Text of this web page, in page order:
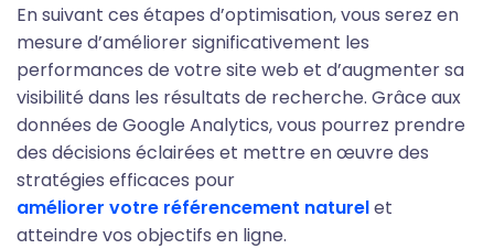
En suivant ces étapes d’optimisation, vous serez en
mesure d’améliorer significativement les
performances de votre site web et d’augmenter sa
visibilité dans les résultats de recherche. Grâce aux
données de Google Analytics, vous pourrez prendre
des décisions éclairées et mettre en œuvre des
stratégies efficaces pour
améliorer votre référencement naturelet
atteindre vos objectifs en ligne.